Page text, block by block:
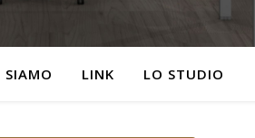
SIAMO LINK LO STUDIO